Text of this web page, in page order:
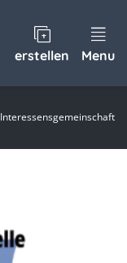
erstellen Menu
Interessensgemeinschaft